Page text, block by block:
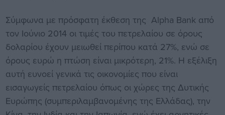
Σύμφωνα με πρόσφατη έκθεση της Alpha Bank από
τον Ιούνιο 2014 οι τιμές του πετρελαίου σε όρους
δολαρίου έχουν μειωθεί περίπου κατά 27%, ενώ σε
όρους ευρώ η πτώση είναι μικρότερη, 21%. Η εξέλιξη
αυτή ευνοεί γενικά τις οικονομίες που είναι
εισαγωγείς πετρελαίου όπως οι χώρες της Δυτικής
Ευρώπης (συμπεριλαμβανομένης της Ελλάδας), την